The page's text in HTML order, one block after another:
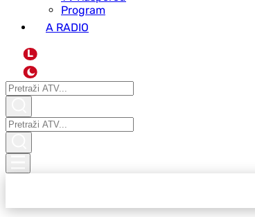
Program
A RADIO
L